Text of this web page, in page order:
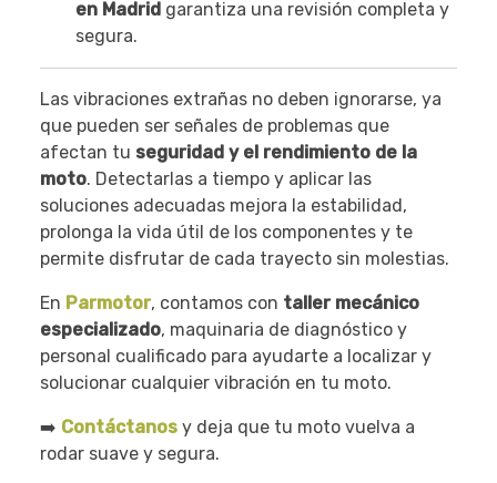
en Madrid garantiza una revisión completa y
segura.
Las vibraciones extrañas no deben ignorarse, ya
que pueden ser señales de problemas que
afectan tu seguridad y el rendimiento de la
moto. Detectarlas a tiempo y aplicar las
soluciones adecuadas mejora la estabilidad,
prolonga la vida útil de los componentes y te
permite disfrutar de cada trayecto sin molestias.
En Parmotor, contamos con taller mecánico
especializado, maquinaria de diagnóstico y
personal cualificado para ayudarte a localizar y
solucionar cualquier vibración en tu moto.
➡️ Contáctanos y deja que tu moto vuelva a
rodar suave y segura.